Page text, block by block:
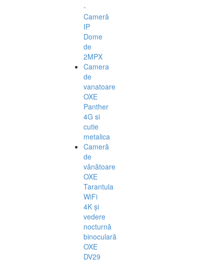
-
Cameră
IP
Dome
de
2MPX
Camera
de
vanatoare
OXE
Panther
4G si
cutie
metalica
Cameră
de
vânătoare
OXE
Tarantula
WiFi
4K și
vedere
nocturnă
binoculară
OXE
DV29